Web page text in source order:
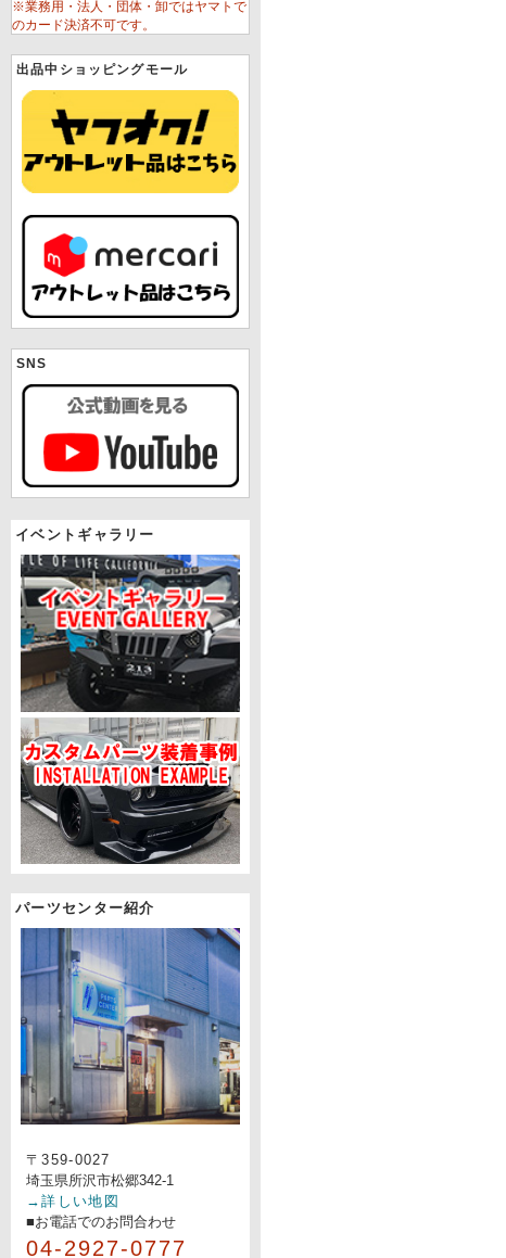
※業務用・法人・団体・卸ではヤマトで
のカード決済不可です。
出品中ショッピングモール
SNS
イベントギャラリー
パーツセンター紹介
〒359-0027
埼玉県所沢市松郷342-1
→詳しい地図
■お電話でのお問合わせ
04-2927-0777